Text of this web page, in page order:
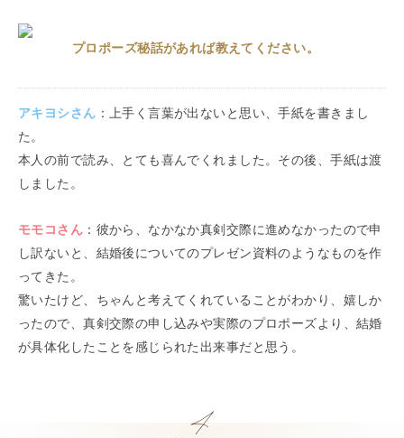
プロポーズ秘話があれば教えてください。
アキヨシ さん ： 上手く言葉が出ないと思い、手紙を書きまし
た。
本人の前で読み、とても喜んでくれました。その後、手紙は渡
しました。
モモコ さん ： 彼から、なかなか真剣交際に進めなかったので申
し訳ないと、結婚後についてのプレゼン資料のようなものを作
ってきた。
驚いたけど、ちゃんと考えてくれていることがわかり、嬉しか
ったので、真剣交際の申し込みや実際のプロポーズより、結婚
が具体化したことを感じられた出来事だと思う。